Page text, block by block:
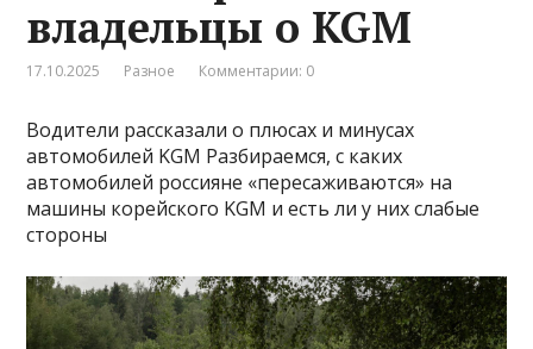
владельцы о KGM
17.10.2025 Разное Комментарии: 0
Водители рассказали о плюсах и минусах
автомобилей KGM Разбираемся, с каких
автомобилей россияне «пересаживаются» на
машины корейского KGM и есть ли у них слабые
стороны